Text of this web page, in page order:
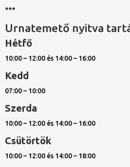
***
Urnatemető nyitva
Hétfő
10:00 – 12:00 és 14:00 – 16:00
Kedd
07:00 – 10:00
Szerda
10:00 – 12:00 és 14:00 – 16:00
Csütörtök
10:00 – 12:00 és 14:00 – 18:00